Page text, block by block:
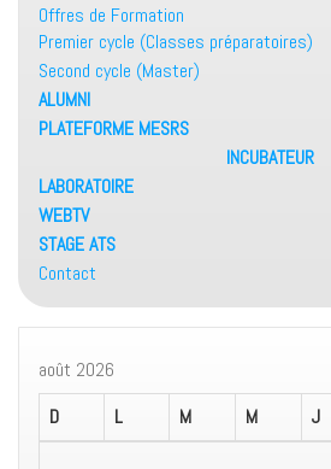
Offres de Formation
Premier cycle (Classes préparatoires)
Second cycle (Master)
ALUMNI
PLATEFORME MESRS
INCUBATEUR
LABORATOIRE
WEBTV
STAGE ATS
Contact
août 2026
D
L M M J